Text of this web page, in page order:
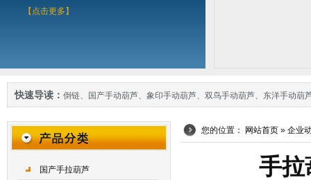
【点击更多】
快速导读： 倒链、 国产手动葫芦、 象印手动葫芦、 双鸟手动葫芦、 东洋手动葫
您的位置： 网站首页 » 企业
手拉
国产手拉葫芦